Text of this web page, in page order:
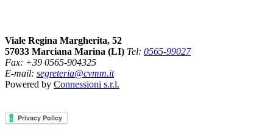
Viale Regina Margherita, 52
57033 Marciana Marina (LI) Tel: 0565-99027
Fax: +39 0565-904325
E-mail: segreteria@cvmm.it
Powered by Connessioni s.r.l.